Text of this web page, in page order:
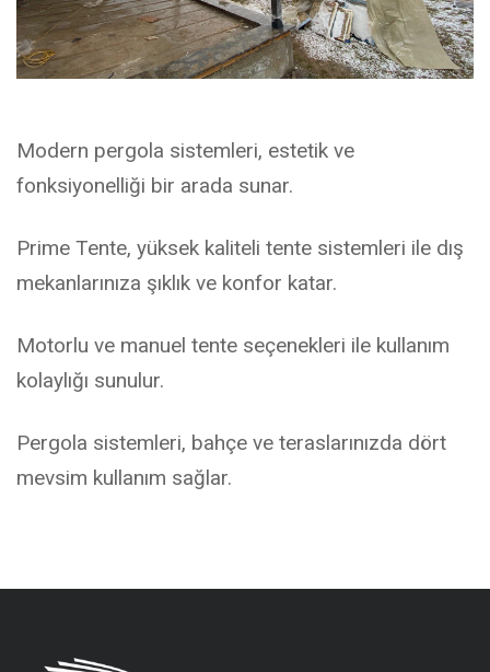
Modern pergola sistemleri, estetik ve
fonksiyonelliği bir arada sunar.
Prime Tente, yüksek kaliteli tente sistemleri ile dış
mekanlarınıza şıklık ve konfor katar.
Motorlu ve manuel tente seçenekleri ile kullanım
kolaylığı sunulur.
Pergola sistemleri, bahçe ve teraslarınızda dört
mevsim kullanım sağlar.